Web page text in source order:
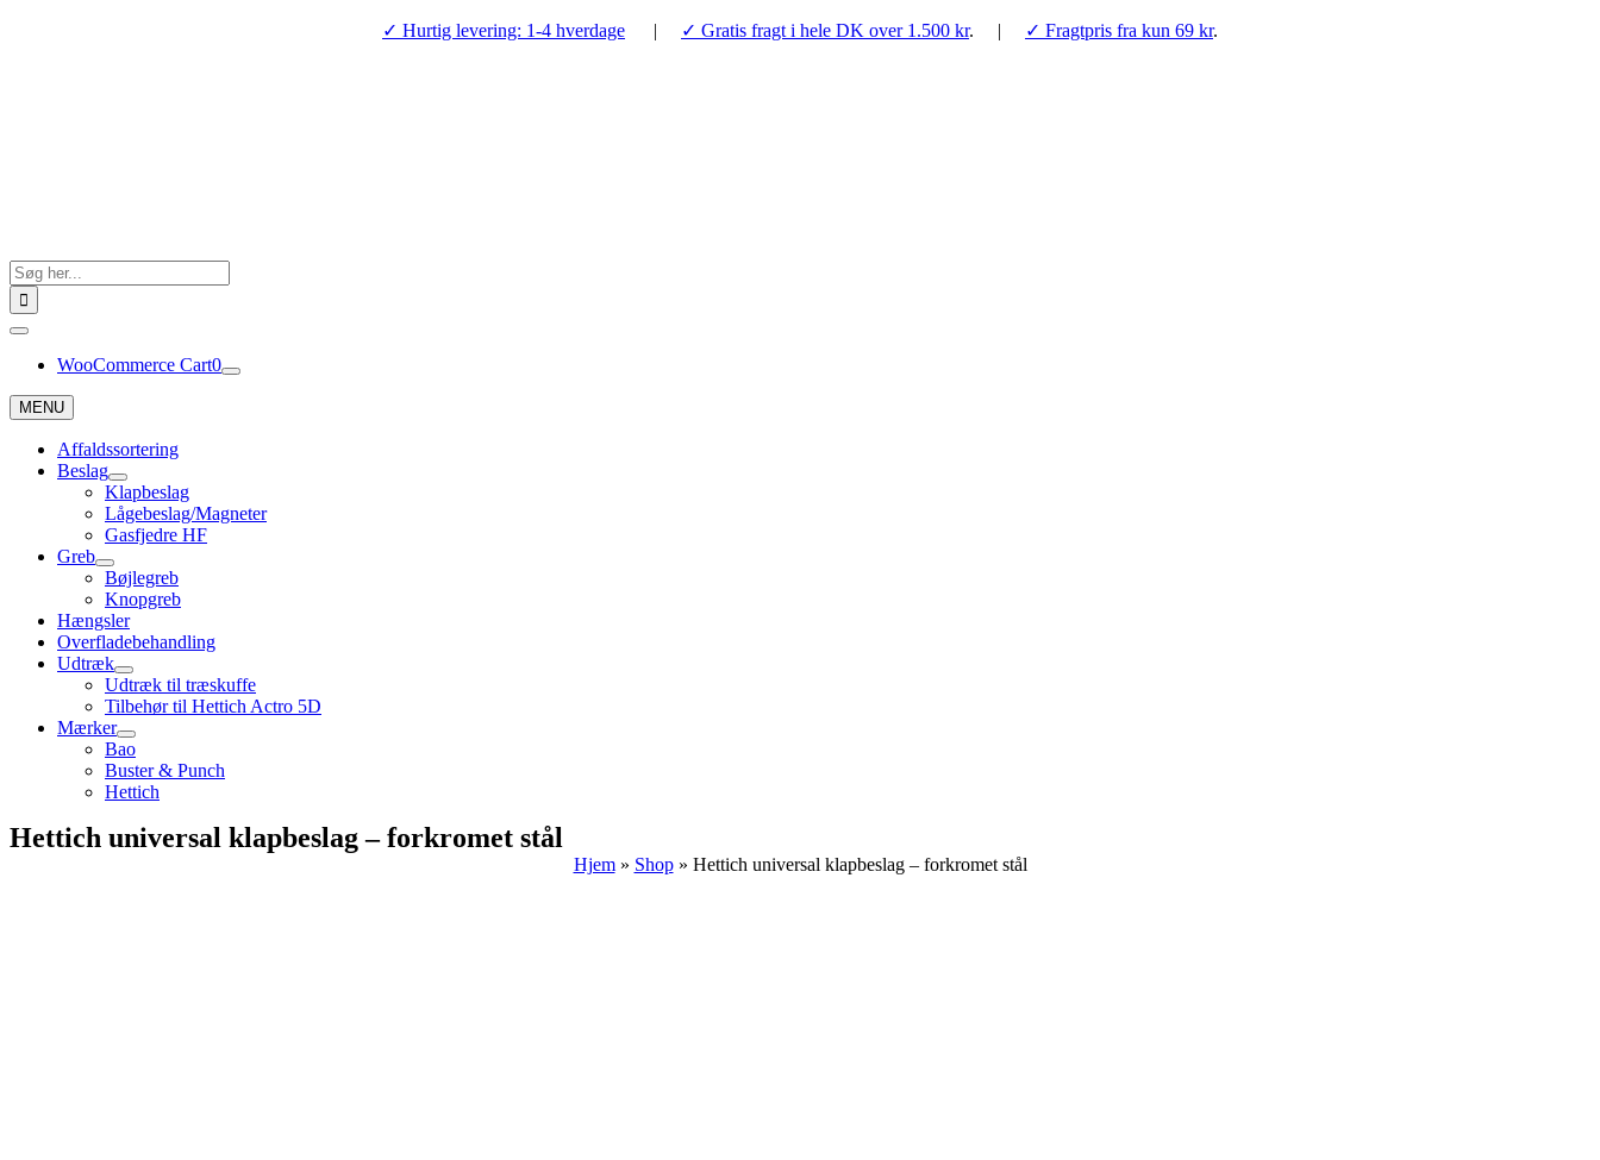
✓ Hurtig levering: 1-4 hverdage | ✓ Gratis fragt i hele DK over 1.500 kr. | ✓ Fragtpris fra kun 69 kr.
Search
for:
Toggle
NavigationWooCommerce Cart0
MENU
Affaldssortering
Beslag
Klapbeslag
Lågebeslag/Magneter
Gasfjedre HF
Greb
Bøjlegreb
Knopgreb
Hængsler
Overfladebehandling
Udtræk
Udtræk til træskuffe
Tilbehør til Hettich Actro 5D
Mærker
Bao
Buster & Punch
Hettich
Hettich universal klapbeslag – forkromet stål
Hjem» Shop» Hettich universal klapbeslag – forkromet stål